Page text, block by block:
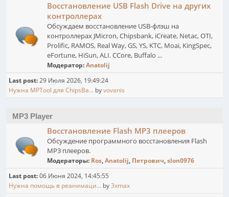
Восстановление USB Flash Drive на других
контроллерах
Обсуждаем восстановление USB-флэш на
контроллерах JMicron, Chipsbank, iCreate, Netac, OTI,
Prolific, RAMOS, Real Way, GS, YS, KTC, Moai, KingSpec,
eFortune, HiSun, ALI. CCore, Buffalo ...
Модератор:Anatolij
Last post:29 Июля 2026, 19:49:24
Нужна MPTool для ChipsBa... byvovanis
MP3 Player
Восстановление Flash MP3 плееров
Обсуждение программного восстановления Flash
MP3 плееров.
Модераторы: Ros,Anatolij, Петрович,slon0976
Last post:06 Июня 2024, 14:45:55
Нужна помощь в реанимаци... by3xmax